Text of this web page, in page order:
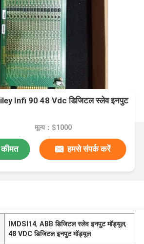
Infi 90 48 Vdc डिजिटल स्लेव इनपुट
मूल्य：$1000
हमसे संपर्क करें
IMDSI14,ABB डिजिटल स्लेव इनपुट मॉड्यूल,
48 VDC डिजिटल इनपुट मॉड्यूल